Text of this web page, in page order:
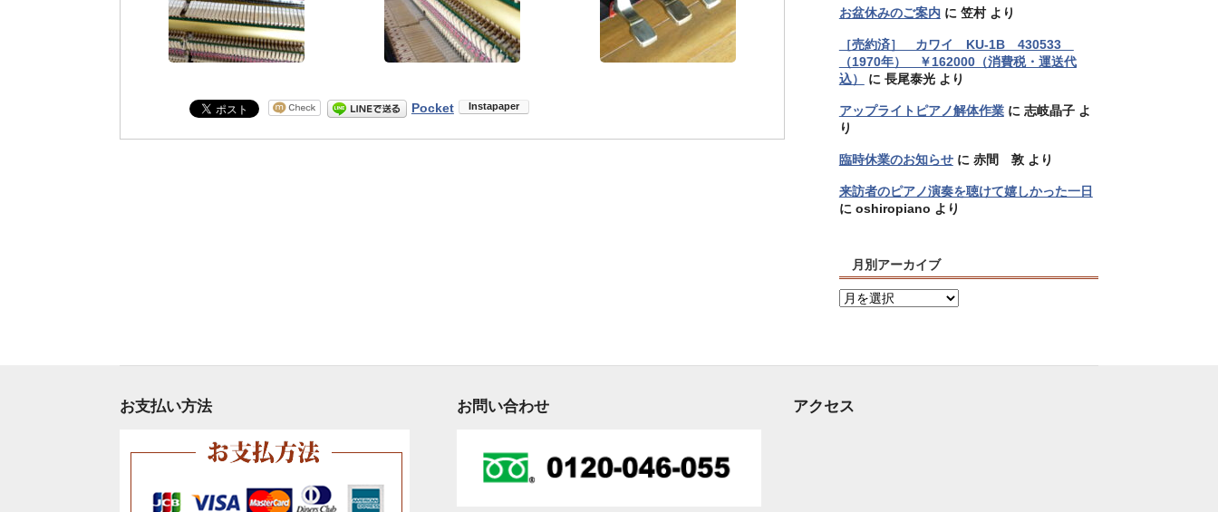
Pocket
お盆休みのご案内に 笠村より
［売約済］ カワイ KU-1B 430533
（1970年） ￥162000（消費税・運送代
込）
に 長尾泰光より
アップライトピアノ解体作業に 志岐晶子よ
り
臨時休業のお知らせに 赤間 敦より
来訪者のピアノ演奏を聴けて嬉しかった一日
に oshiropiano より
月別アーカイブ
月
イ
お支払い方法 お問い合わせ アクセス